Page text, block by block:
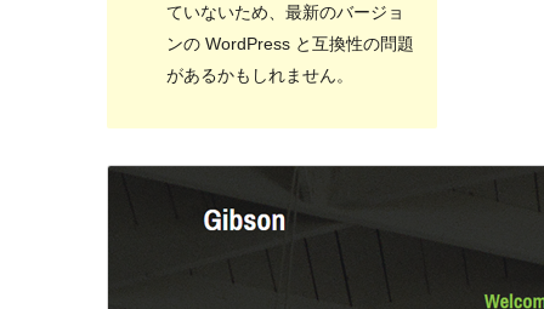
ていないため、最新のバージョ
ンの WordPress と互換性の問題
があるかもしれません。